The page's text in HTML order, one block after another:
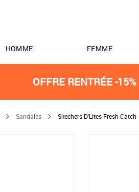
HOMME FEMME
OFFRE RENTRÉE -15%
Sandales Skechers D'Lites Fresh Catch